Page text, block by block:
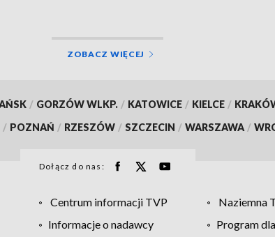
ZOBACZ WIĘCEJ
/ GORZÓW WLKP. / KATOWICE / KIELCE /
/ POZNAŃ / RZESZÓW / SZCZECIN / WARSZAWA /
Dołącz do nas:
Centrum informacji TVP Naziemna
Informacje o nadawcy Program